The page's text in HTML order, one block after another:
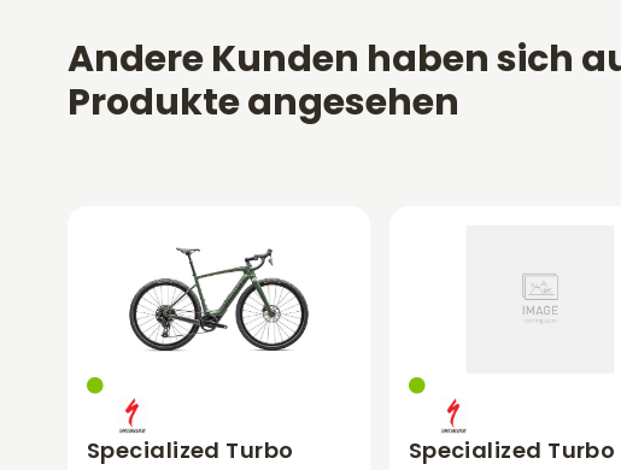
Andere Kunden haben sich
Produkte angesehen
Specialized Turbo
Specialized Turbo